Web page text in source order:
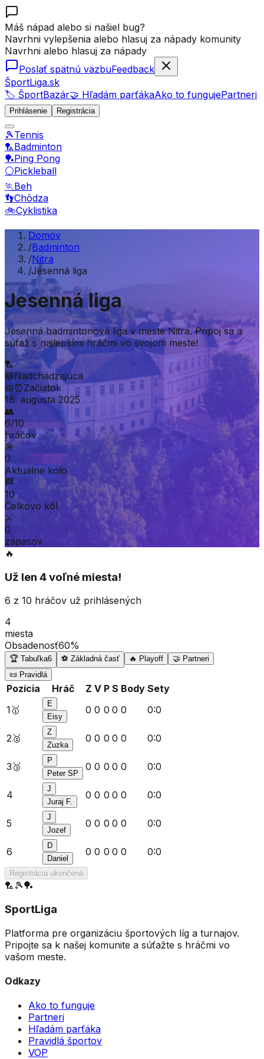
Máš nápad alebo si našiel bug?
Navrhni vylepšenia alebo hlasuj za nápady komunity
Navrhni alebo hlasuj za nápady
Poslať spätnú väzbuFeedback
ŠportLiga.sk
🏷️ ŠportBazár🤝 Hľadám parťákaAko to fungujePartneri
Prihlásenie Registrácia
🎾Tennis
🏸Badminton
🏓Ping Pong
⚪Pickleball
🏃Beh
👣Chôdza
🚲Cyklistika
Domov
/Badminton
/Nitra
/Jesenná liga
Jesenná liga
Jesenná badmintonová liga v meste Nitra. Pripoj sa a
súťaž s najlepšími hráčmi vo svojom meste!
🏸
🔵Nadchádzajúca
📅 ⏰ Začiatok
18. augusta 2025
👥
6/10
hráčov
🎯
0
Aktuálne kolo
🏁
10
Celkovo kôl
⚔️
0
zápasov
🔥
Už len 4 voľné miesta!
6 z 10 hráčov už prihlásených
4
miesta
Obsadenosť60%
🏆 Tabuľka6 ⚽ Základná časť 🔥 Playoff
🤝 Partneri
📜 Pravidlá
Pozícia Hráč Z V P S Body Sety
1 🥇
E
Eisy
0 0 0 0 0 0:0
2🥈
Z
Zuzka
0 0 0 0 0 0:0
3 🥉
P
Peter SP
0 0 0 0 0 0:0
4
J
Juraj F.
0 0 0 0 0 0:0
5
J
Jozef
0 0 0 0 0 0:0
6
D
Daniel
0 0 0 0 0 0:0
Registrácia ukončená
🏸 🎾🏓
SportLiga
Platforma pre organizáciu športových líg a turnajov.
Pripojte sa k našej komunite a súťažte s hráčmi vo
vašom meste.
Odkazy
Ako to funguje
Partneri
Hľadám parťáka
Pravidlá športov
VOP